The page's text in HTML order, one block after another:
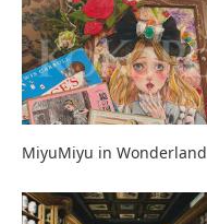
MiyuMiyu in Wonderland